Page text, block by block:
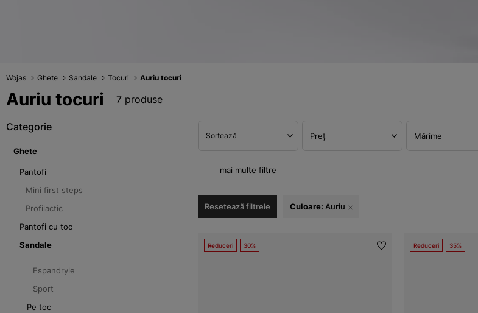
Wojas Ghete Sandale Tocuri Auriu tocuri
Auriu tocuri 7 produse
Categorie
Ghete
Pantofi
Mini first steps
Profilactic
Pantofi cu toc
Sandale
Espandryle
Sport
Pe toc
Sortează Preț Mărime
mai multe filtre
Resetează filtrele Culoare: Auriu
Reduceri 30% Reduceri 35%